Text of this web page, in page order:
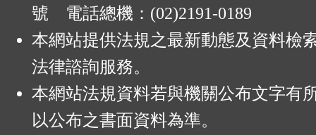
號 電話總機：(02)2191-0189
本網站提供法規之最新動態及資料檢
法律諮詢服務。
本網站法規資料若與機關公布文字有
以公布之書面資料為準。